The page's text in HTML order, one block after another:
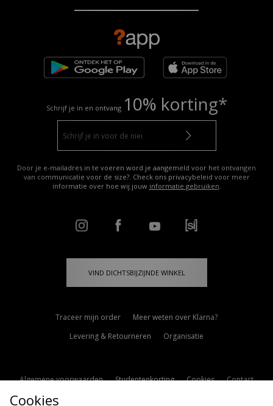
Schrijf je in en ontvang 10% korting*
Door je e-mailadres in te voeren word je aangemeld voor het ontvangen
van communicatie voor de size?. Check ons privacybeleid voor meer
informatie over hoe wij jouw informatie gebruiken.
VIND DICHTSBIJZIJNDE WINKEL
Traceer mijn order
Meer weten over Klarna?
Levering & Retourneren
Organisatie
Algemene voorwaarden Studentenkorting Cookies
Contact
Cookie Instellingen
Cookies